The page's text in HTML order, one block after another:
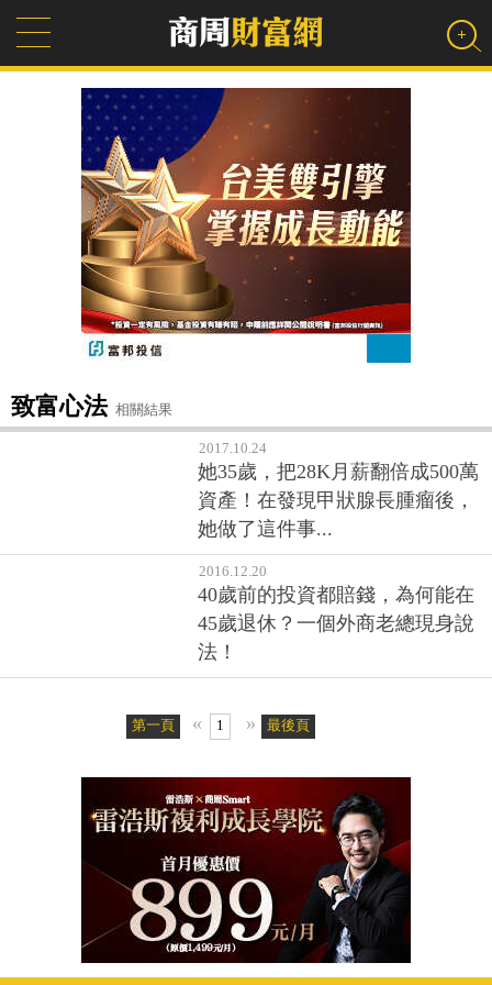
致富心法 相關結果
2017.10.24
她35歲，把28K月薪翻倍成500萬
資產！在發現甲狀腺長腫瘤後，
她做了這件事...
2016.12.20
40歲前的投資都賠錢，為何能在
45歲退休？一個外商老總現身說
法！
第一頁 « 1 » 最後頁